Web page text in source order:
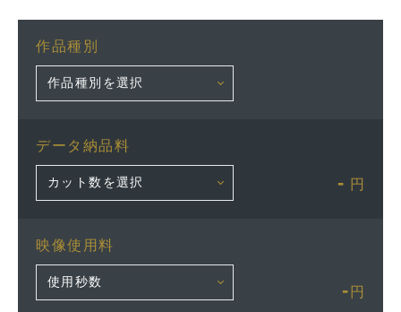
作品種別
データ納品料
- 円
映像使用料
- 円